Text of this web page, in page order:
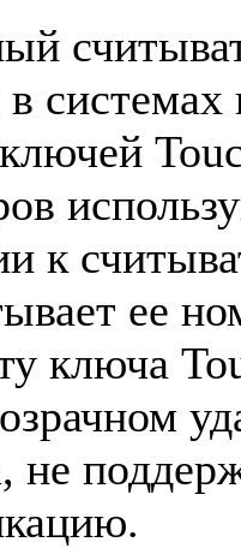
к
ее
ключа
не